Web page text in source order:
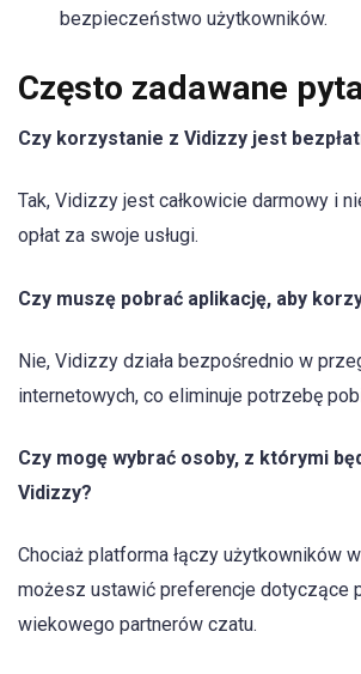
bezpieczeństwo użytkowników.
Często zadawane
Czy korzystanie z Vidizzy jest
Tak, Vidizzy jest całkowicie darmowy i
opłat za swoje usługi.
Czy muszę pobrać aplikację, aby
Nie, Vidizzy działa bezpośrednio w
internetowych, co eliminuje potrzebę
Czy mogę wybrać osoby, z którymi
Vidizzy?
Chociaż platforma łączy użytkowników
możesz ustawić preferencje dotyczące
wiekowego partnerów czatu.